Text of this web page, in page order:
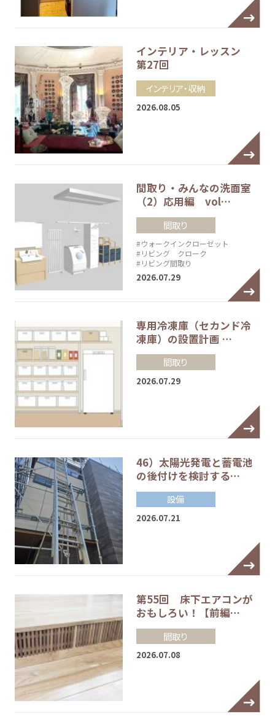
インテリア・レッスン
第27回
インテリア・収納
2026.08.05
間取り・みんなの洗面室
（2）応用編 vol…
間取り
#ウォークインクローゼット
#リビング クローク
#リビング間取り
2026.07.29
専用冷凍庫（セカンド冷
凍庫）の設置計画 …
間取り
2026.07.29
46）太陽光発電と蓄電池
の後付けを検討する…
設備
2026.07.21
第55回 床下エアコンが
おもしろい！【前編…
間取り
2026.07.08